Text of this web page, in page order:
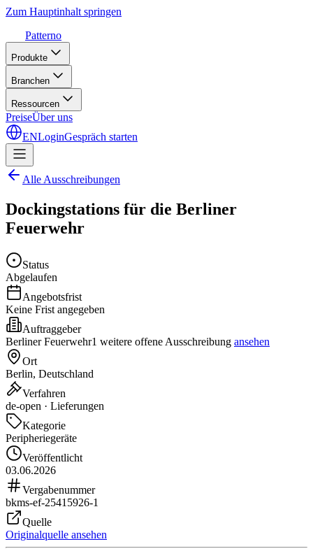
Zum Hauptinhalt springen
Patterno
Produkte
Branchen
Ressourcen
PreiseÜber uns
ENLoginGespräch starten
Alle Ausschreibungen
Dockingstations für die Berliner
Feuerwehr
Status
Abgelaufen
Angebotsfrist
Keine Frist angegeben
Auftraggeber
Berliner Feuerwehr1 weitere offene Ausschreibung ansehen
Ort
Berlin, Deutschland
Verfahren
de-open · Lieferungen
Kategorie
Peripheriegeräte
Veröffentlicht
03.06.2026
Vergabenummer
bkms-ef-25415926-1
Quelle
Originalquelle ansehen